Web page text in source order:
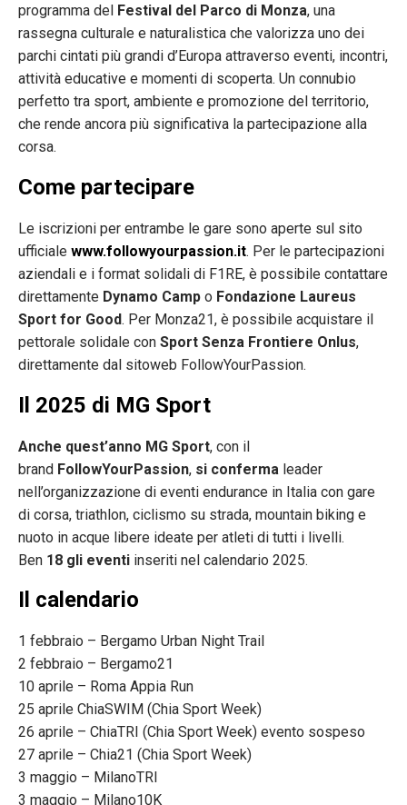
programma del Festival del Parco di Monza, una
rassegna culturale e naturalistica che valorizza uno dei
parchi cintati più grandi d’Europa attraverso eventi, incontri,
attività educative e momenti di scoperta. Un connubio
perfetto tra sport, ambiente e promozione del territorio,
che rende ancora più significativa la partecipazione alla
corsa.
Come partecipare
Le iscrizioni per entrambe le gare sono aperte sul sito
ufficiale www.followyourpassion.it. Per le partecipazioni
aziendali e i format solidali di F1RE, è possibile contattare
direttamente Dynamo Camp o Fondazione Laureus
Sport for Good. Per Monza21, è possibile acquistare il
pettorale solidale con Sport Senza Frontiere Onlus,
direttamente dal sitoweb FollowYourPassion.
Il 2025 di MG Sport
Anche quest’anno MG Sport, con il
brand FollowYourPassion, si conferma leader
nell’organizzazione di eventi endurance in Italia con gare
di corsa, triathlon, ciclismo su strada, mountain biking e
nuoto in acque libere ideate per atleti di tutti i livelli.
Ben 18 gli eventi inseriti nel calendario 2025.
Il calendario
1 febbraio – Bergamo Urban Night Trail
2 febbraio – Bergamo21
10 aprile – Roma Appia Run
25 aprile ChiaSWIM (Chia Sport Week)
26 aprile – ChiaTRI (Chia Sport Week) evento sospeso
27 aprile – Chia21 (Chia Sport Week)
3 maggio – MilanoTRI
3 maggio – Milano10K